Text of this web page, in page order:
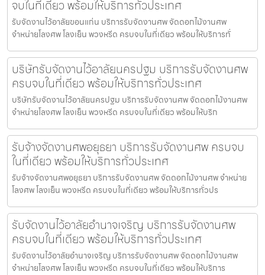
จบในที่เดียว พร้อมให้บริการทั่วประเทศ
รับจัดงานไว้อาลัยขอนแก่น บริการรับจัดงานศพ จัดดอกไม้งานศพ
จำหน่ายโลงศพ โลงเย็น พวงหรีด ครบจบในที่เดียว พร้อมให้บริการทั่
บริษัทรับจัดงานไว้อาลัยนครปฐม บริการรับจัดงานศพ
ครบจบในที่เดียว พร้อมให้บริการทั่วประเทศ
บริษัทรับจัดงานไว้อาลัยนครปฐม บริการรับจัดงานศพ จัดดอกไม้งานศพ
จำหน่ายโลงศพ โลงเย็น พวงหรีด ครบจบในที่เดียว พร้อมให้บริก
รับจ้างจัดงานศพอยุธยา บริการรับจัดงานศพ ครบจบ
ในที่เดียว พร้อมให้บริการทั่วประเทศ
รับจ้างจัดงานศพอยุธยา บริการรับจัดงานศพ จัดดอกไม้งานศพ จำหน่าย
โลงศพ โลงเย็น พวงหรีด ครบจบในที่เดียว พร้อมให้บริการทั่วปร
รับจัดงานไว้อาลัยอำนาจเจริญ บริการรับจัดงานศพ
ครบจบในที่เดียว พร้อมให้บริการทั่วประเทศ
รับจัดงานไว้อาลัยอำนาจเจริญ บริการรับจัดงานศพ จัดดอกไม้งานศพ
จำหน่ายโลงศพ โลงเย็น พวงหรีด ครบจบในที่เดียว พร้อมให้บริการ